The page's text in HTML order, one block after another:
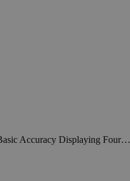
Accuracy Displaying Four…